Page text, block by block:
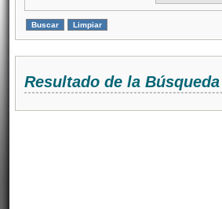
Resultado de la Búsqueda